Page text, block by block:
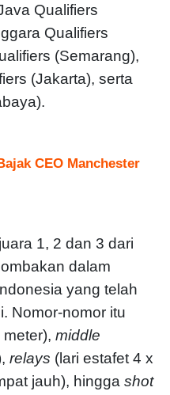
Qualifiers
Qualifiers
(Semarang),
(Jakarta), serta
CEO Manchester
1, 2 dan 3 dari
dalam
yang telah
Nomor-nomor itu
middle
relays (lari estafet 4 x
jauh), hingga shot